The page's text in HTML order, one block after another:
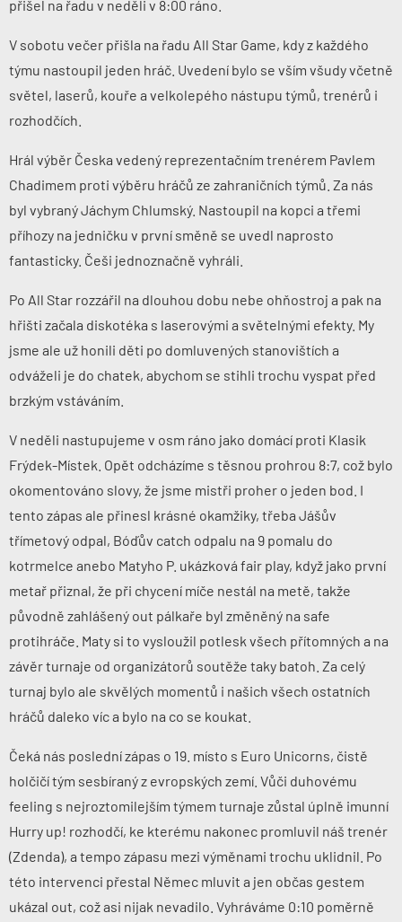
přišel na řadu v neděli v 8:00 ráno.
V sobotu večer přišla na řadu All Star Game, kdy z každého
týmu nastoupil jeden hráč. Uvedení bylo se vším všudy včetně
světel, laserů, kouře a velkolepého nástupu týmů, trenérů i
rozhodčích.
Hrál výběr Česka vedený reprezentačním trenérem Pavlem
Chadimem proti výběru hráčů ze zahraničních týmů. Za nás
byl vybraný Jáchym Chlumský. Nastoupil na kopci a třemi
příhozy na jedničku v první směně se uvedl naprosto
fantasticky. Češi jednoznačně vyhráli.
Po All Star rozzářil na dlouhou dobu nebe ohňostroj a pak na
hřišti začala diskotéka s laserovými a světelnými efekty. My
jsme ale už honili děti po domluvených stanovištích a
odváželi je do chatek, abychom se stihli trochu vyspat před
brzkým vstáváním.
V neděli nastupujeme v osm ráno jako domácí proti Klasik
Frýdek-Místek . Opět odcházíme s těsnou prohrou 8:7, což bylo
okomentováno slovy, že jsme mistři proher o jeden bod. I
tento zápas ale přinesl krásné okamžiky, třeba Jášův
třímetový odpal, Bóďův catch odpalu na 9 pomalu do
kotrmelce anebo Matyho P. ukázková fair play, když jako první
metař přiznal, že při chycení míče nestál na metě, takže
původně zahlášený out pálkaře byl změněný na safe
protihráče. Maty si to vysloužil potlesk všech přítomných a na
závěr turnaje od organizátorů soutěže taky batoh. Za celý
turnaj bylo ale skvělých momentů i našich všech ostatních
hráčů daleko víc a bylo na co se koukat.
Čeká nás poslední zápas o 19. místo s Euro Unicorns, čistě
holčičí tým sesbíraný z evropských zemí. Vůči duhovému
feeling s nejroztomilejším týmem turnaje zůstal úplně imunní
Hurry up! rozhodčí, ke kterému nakonec promluvil náš trenér
(Zdenda), a tempo zápasu mezi výměnami trochu uklidnil. Po
této intervenci přestal Němec mluvit a jen občas gestem
ukázal out, což asi nijak nevadilo. Vyhráváme 0:10 poměrně